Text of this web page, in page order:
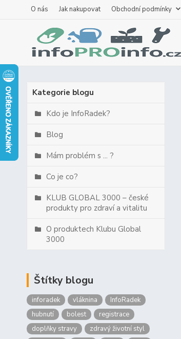
O nás Jak nakupovat Obchodní podmínky
Kategorie blogu
Kdo je InfoRadek?
Blog
Mám problém s ... ?
Co je co?
KLUB GLOBAL 3000 – české
produkty pro zdraví a vitalitu
O produktech Klubu Global
3000
Štítky blogu
inforadek vláknina
InfoRadek
hubnutí
bolest
registrace
doplňky stravy
zdravý životní styl